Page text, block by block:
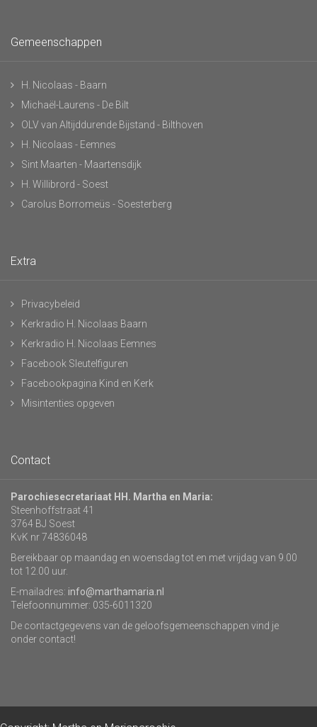
Gemeenschappen
H. Nicolaas - Baarn
Michaël-Laurens - De Bilt
OLV van Altijddurende Bijstand - Bilthoven
H. Nicolaas - Eemnes
Sint Maarten - Maartensdijk
H. Willibrord - Soest
Carolus Borromeüs - Soesterberg
Extra
Privacybeleid
Kerkradio H. Nicolaas Baarn
Kerkradio H. Nicolaas Eemnes
Facebook Sleutelfiguren
Facebookpagina Kind en Kerk
Misintenties opgeven
Contact
Parochiesecretariaat HH. Martha en Maria:
Steenhoffstraat 41
3764 BJ Soest
KvK nr 74836048
Bereikbaar op maandag en woensdag tot en met vrijdag van 9.00
tot 12.00 uur.
E-mailadres: info@marthamaria.nl
Telefoonnummer: 035-6011320
De contactgegevens van de geloofsgemeenschappen vind je
onder contact!